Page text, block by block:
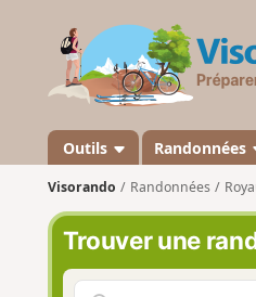
Outils Randonnées
Visorando Randonnées
Trouver une